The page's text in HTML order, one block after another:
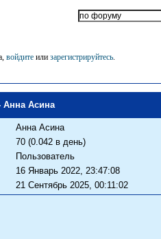
войдите или зарегистрируйтесь.
Асина
Анна Асина
70 (0.042 в день)
Пользователь
16 Январь 2022, 23:47:08
21 Сентябрь 2025, 00:11:02